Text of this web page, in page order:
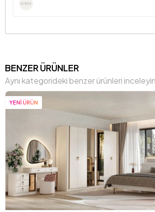
BENZER ÜRÜNLER
Aynı kategorideki benzer ürünleri inceleyin.
YENİ ÜRÜN
YENİ ÜRÜN